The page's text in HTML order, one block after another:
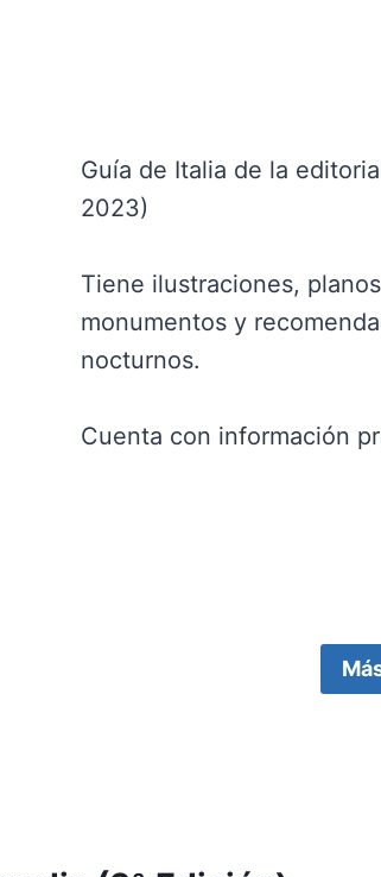
Guía de Italia de la
2023)
Tiene ilustraciones,
monumentos y
nocturnos.
Cuenta con información